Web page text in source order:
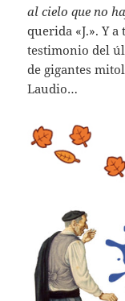
al cielo que no
querida «J.». Y
testimonio del
de gigantes
Laudio…